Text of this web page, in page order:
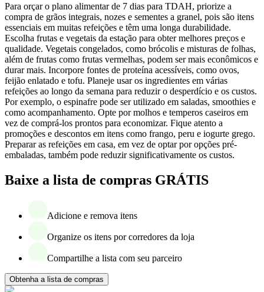
Para orçar o plano alimentar de 7 dias para TDAH, priorize a
compra de grãos integrais, nozes e sementes a granel, pois são itens
essenciais em muitas refeições e têm uma longa durabilidade.
Escolha frutas e vegetais da estação para obter melhores preços e
qualidade. Vegetais congelados, como brócolis e misturas de folhas,
além de frutas como frutas vermelhas, podem ser mais econômicos e
durar mais. Incorpore fontes de proteína acessíveis, como ovos,
feijão enlatado e tofu. Planeje usar os ingredientes em várias
refeições ao longo da semana para reduzir o desperdício e os custos.
Por exemplo, o espinafre pode ser utilizado em saladas, smoothies e
como acompanhamento. Opte por molhos e temperos caseiros em
vez de comprá-los prontos para economizar. Fique atento a
promoções e descontos em itens como frango, peru e iogurte grego.
Preparar as refeições em casa, em vez de optar por opções pré-
embaladas, também pode reduzir significativamente os custos.
Baixe a lista de compras GRÁTIS
Adicione e remova itens
Organize os itens por corredores da loja
Compartilhe a lista com seu parceiro
Obtenha a lista de compras